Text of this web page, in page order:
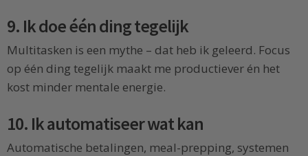
9. Ik doe één ding tegelijk
Multitasken is een mythe – dat heb ik geleerd. Focus
op één ding tegelijk maakt me productiever én het
kost minder mentale energie.
10. Ik automatiseer wat kan
Automatische betalingen, meal-prepping, systemen